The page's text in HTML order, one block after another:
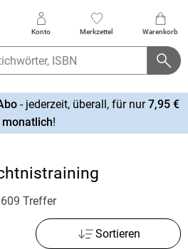
Konto Merkzettel Warenkorb
- jederzeit, überall, für nur7,95 €
monatlich!
609 Treffer
Sortieren